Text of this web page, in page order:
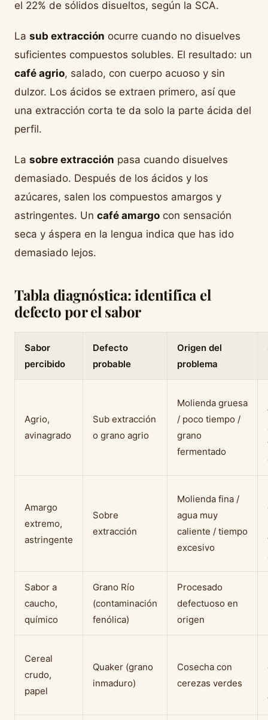
el 22% de sólidos disueltos, según la SCA.
La sub extracción ocurre cuando no disuelves
suficientes compuestos solubles. El resultado: un
café agrio, salado, con cuerpo acuoso y sin
dulzor. Los ácidos se extraen primero, así que
una extracción corta te da solo la parte ácida del
perfil.
La sobre extracción pasa cuando disuelves
demasiado. Después de los ácidos y los
azúcares, salen los compuestos amargos y
astringentes. Un café amargo con sensación
seca y áspera en la lengua indica que has ido
demasiado lejos.
Tabla diagnóstica: identifica el
defecto por el sabor
Sabor
percibido
Defecto
probable
Origen del
problema
Agrio,
avinagrado
Sub extracción
o grano agrio
Molienda gruesa
/ poco tiempo /
grano
fermentado
Amargo
extremo,
astringente
Sobre
extracción
Molienda fina /
agua muy
caliente / tiempo
excesivo
Sabor a
caucho,
químico
Grano Río
(contaminación
fenólica)
Procesado
defectuoso en
origen
Cereal
crudo,
papel
Quaker (grano
inmaduro)
Cosecha con
cerezas verdes